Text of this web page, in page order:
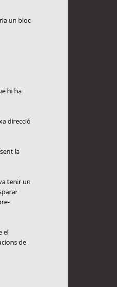
un bloc
hi ha
direcció
la
tenir un
el
de